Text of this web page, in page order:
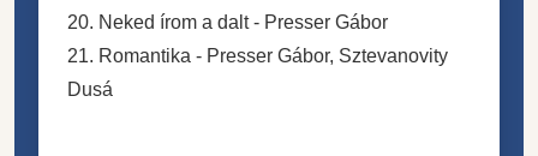
20. Neked írom a dalt - Presser Gábor
21. Romantika - Presser Gábor, Sztevanovity
Dusá